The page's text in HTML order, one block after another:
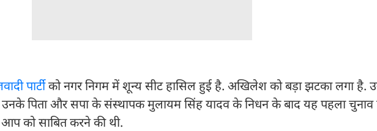
पार्टीको नगर निगम में शून्य सीट हासिल हुई है. अखिलेश को बड़ा झटका लगा है.
उनके पिता और सपा के संस्थापक मुलायम सिंह यादव के निधन के बाद यह पहला
को साबित करने की थी.